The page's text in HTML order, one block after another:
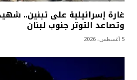
وتصاعد التوتر جنوب لبنان
5 أغسطس، 2026